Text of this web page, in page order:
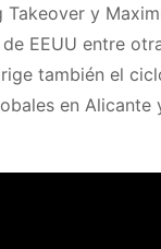
Takeover y
EEUU entre
también el
en Alicante